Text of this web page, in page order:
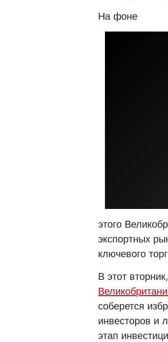
На фоне
этого
экспортных
ключевого
В этот
соберется
инвесторов и
этап